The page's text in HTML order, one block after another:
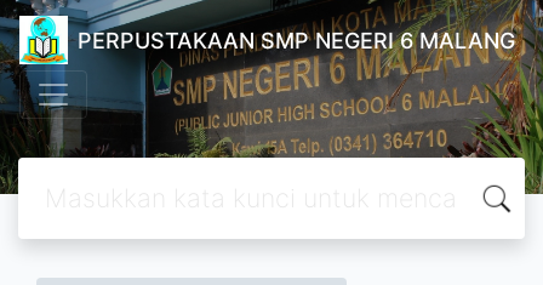
PERPUSTAKAAN SMP NEGERI 6 MALANG